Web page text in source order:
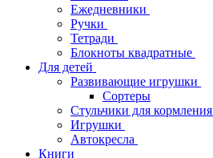
Ежедневники
Ручки
Тетради
Блокноты квадратные
Для детей
Развивающие игрушки
Сортеры
Стульчики для кормления
Игрушки
Автокресла
Книги